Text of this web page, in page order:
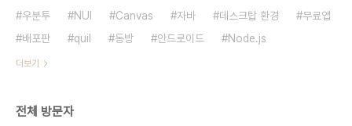
우분투
NUI Canvas 자바 데스크탑 환경
무료앱
배포판
quil 동방 안드로이드 Node.js
더보기
전체 방문자